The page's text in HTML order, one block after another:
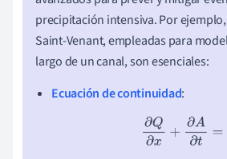
precipitación intensiva. Por
Saint-Venant, empleadas para
largo de un canal, son esenciales:
Ecuación de continuidad:
∂Q ∂x +∂A∂t =0